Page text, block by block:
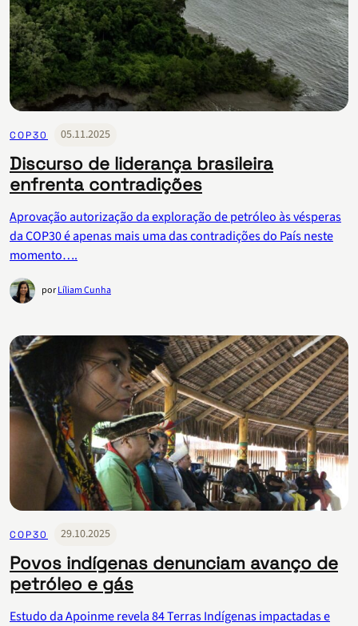
COP30 05.11.2025
Discurso de liderança brasileira
enfrenta contradições
Aprovação autorização da exploração de petróleo às vésperas
da COP30 é apenas mais uma das contradições do País neste
momento….
porLíliam Cunha
COP30 29.10.2025
Povos indígenas denunciam avanço de
petróleo e gás
Estudo da Apoinme revela 84 Terras Indígenas impactadas e